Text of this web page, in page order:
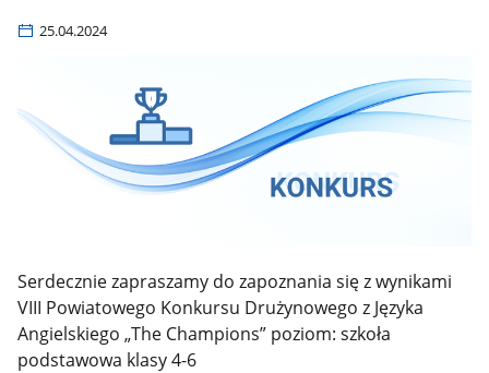
25.04.2024
Serdecznie zapraszamy do zapoznania się z wynikami
VIII Powiatowego Konkursu Drużynowego z Języka
Angielskiego „The Champions” poziom: szkoła
podstawowa klasy 4-6